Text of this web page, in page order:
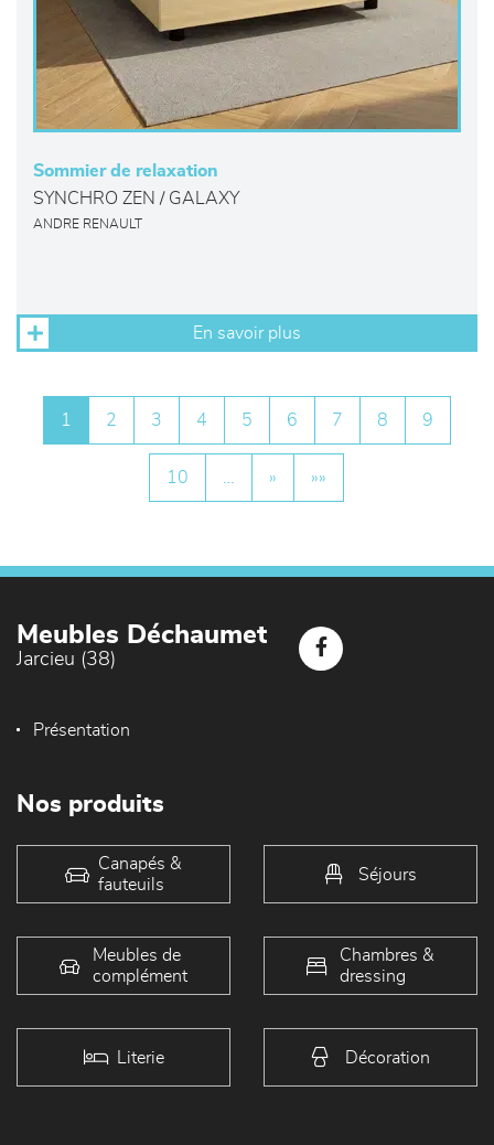
Sommier de relaxation
SYNCHRO ZEN / GALAXY
ANDRE RENAULT
En savoir plus
1 2 3 4 5 6 7 8 9
10 » »»
Meubles Déchaumet
Jarcieu (38)
Présentation
Nos produits
Canapés &
fauteuils
Séjours
Meubles de
complément
Chambres &
dressing
Literie Décoration